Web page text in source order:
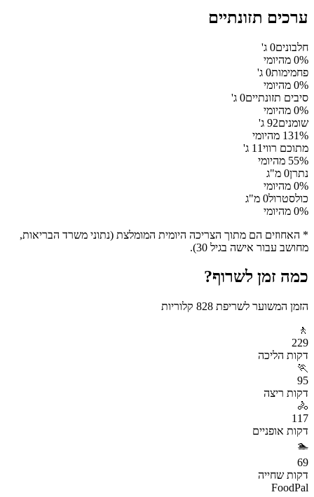
ערכים תזונתיים
חלבונים0 ג'
0% מהיומי
פחמימות0 ג'
0% מהיומי
סיבים תזונתיים0 ג'
0% מהיומי
שומנים92 ג'
131% מהיומי
מתוכם רווי11 ג'
55% מהיומי
נתרן0 מ"ג
0% מהיומי
כולסטרול0 מ"ג
0% מהיומי
* האחוזים הם מתוך הצריכה היומית המומלצת (נתוני משרד הבריאות,
מחושב עבור אישה בגיל 30).
כמה זמן לשרוף?
הזמן המשוער לשריפת 828 קלוריות
🚶
229
דקות הליכה
🏃
95
דקות ריצה
🚴
117
דקות אופניים
🏊
69
דקות שחייה
FoodPal